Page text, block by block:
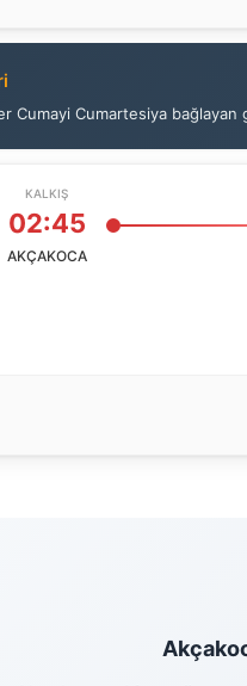
Cumayi Cumartesiya
KALKIŞ
02:45
AKÇAKOCA